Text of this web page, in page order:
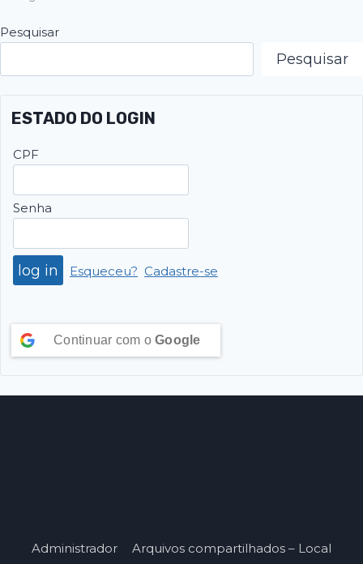
Pesquisar
Pesquisar
ESTADO DO LOGIN
CPF
Senha
Esqueceu? Cadastre-se
Continuar com o Google
Administrador Arquivos compartilhados – Local